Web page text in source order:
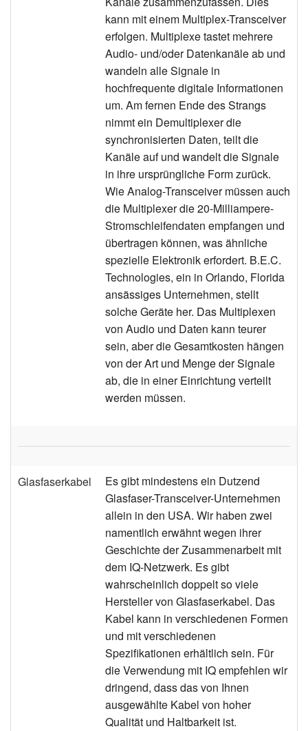
kann mit einem Multiplex-Transceiver
erfolgen. Multiplexe tastet mehrere
Audio- und/oder Datenkanäle ab und
wandeln alle Signale in
hochfrequente digitale Informationen
um. Am fernen Ende des Strangs
nimmt ein Demultiplexer die
synchronisierten Daten, teilt die
Kanäle auf und wandelt die Signale
in ihre ursprüngliche Form zurück.
Wie Analog-Transceiver müssen auch
die Multiplexer die 20-Milliampere-
Stromschleifendaten empfangen und
übertragen können, was ähnliche
spezielle Elektronik erfordert. B.E.C.
Technologies, ein in Orlando, Florida
ansässiges Unternehmen, stellt
solche Geräte her. Das Multiplexen
von Audio und Daten kann teurer
sein, aber die Gesamtkosten hängen
von der Art und Menge der Signale
ab, die in einer Einrichtung verteilt
werden müssen.
Glasfaserkabel
Es gibt mindestens ein Dutzend
Glasfaser-Transceiver-Unternehmen
allein in den USA. Wir haben zwei
namentlich erwähnt wegen ihrer
Geschichte der Zusammenarbeit mit
dem IQ-Netzwerk. Es gibt
wahrscheinlich doppelt so viele
Hersteller von Glasfaserkabel. Das
Kabel kann in verschiedenen Formen
und mit verschiedenen
Spezifikationen erhältlich sein. Für
die Verwendung mit IQ empfehlen wir
dringend, dass das von Ihnen
ausgewählte Kabel von hoher
Qualität und Haltbarkeit ist.